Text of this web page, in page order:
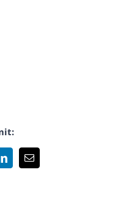
LinkedIn
E-
Mail